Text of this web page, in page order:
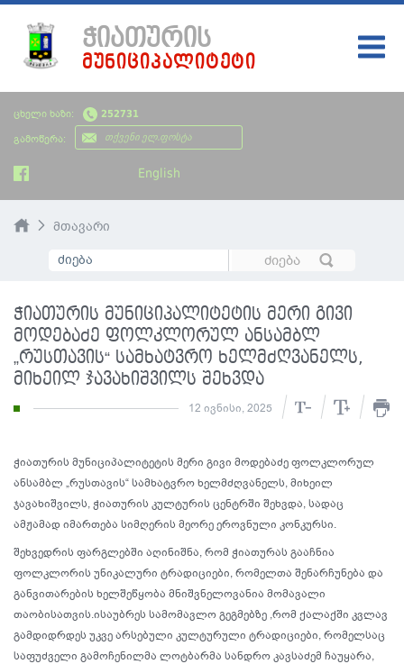
ცხელი ხაზი: 252731
გამოწერა:
English
ᲭᲘᲐᲗᲣᲠᲘᲡ
ᲛᲣᲜᲘᲪᲘᲞᲐᲚᲘᲢᲔᲢᲘ
ᲛᲗᲐᲕᲐᲠᲘ
ᲩᲔᲛᲘ ᲥᲐᲚᲐᲥᲘ
ᲮᲔᲚᲘᲡᲣᲤᲚᲔᲑᲐ
ᲡᲘᲐᲮᲚᲔᲔᲑᲘ
ᲑᲘᲣᲯᲔᲢᲘ
მთავარი
ჭიათურის მუნიციპალიტეტის მერი გივი
მოდებაძე ფოლკლორულ ანსამბლ
„რუსთავის“ სამხატვრო ხელმძღვანელს,
მიხეილ ჯავახიშვილს შეხვდა
12 ივნისი, 2025
ჭიათურის მუნიციპალიტეტის მერი გივი მოდებაძე ფოლკლორულ
ანსამბლ „რუსთავის“ სამხატვრო ხელმძღვანელს, მიხეილ
ჯავახიშვილს, ჭიათურის კულტურის ცენტრში შეხვდა, სადაც
ამჟამად იმართება სიმღერის მეორე ეროვნული კონკურსი.
შეხვედრის ფარგლებში აღინიშნა, რომ ჭიათურას გააჩნია
ფოლკლორის უნიკალური ტრადიციები, რომელთა შენარჩუნება და
განვითარების ხელშეწყობა მნიშვნელოვანია მომავალი
თაობისათვის.ისაუბრეს სამომავლო გეგმებზე ,რომ ქალაქში კვლავ
გამდიდრდეს უკვე არსებული კულტურული ტრადიციები, რომელსაც
საფუძველი გამოჩენილმა ლოტბარმა სანდრო კავსაძემ ჩაუყარა,